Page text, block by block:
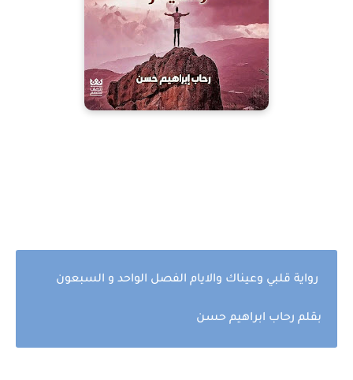
رواية قلبي وعيناك والايام الفصل الواحد و السبعون
بقلم رحاب ابراهيم حسن